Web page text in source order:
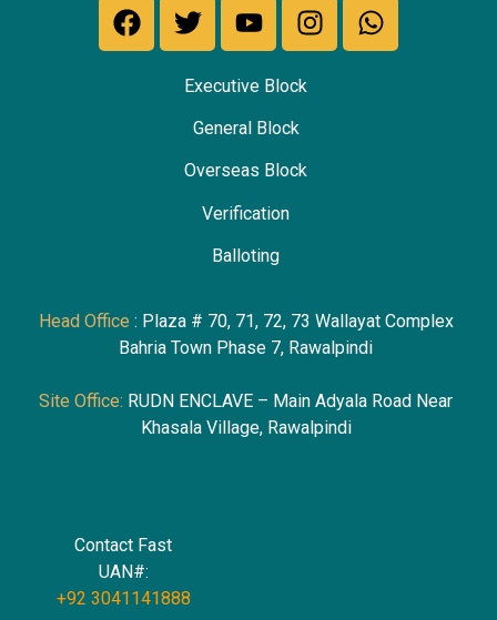
Executive Block
General Block
Overseas Block
Verification
Balloting
Head Office : Plaza # 70, 71, 72, 73 Wallayat Complex
Bahria Town Phase 7, Rawalpindi
Site Office: RUDN ENCLAVE – Main Adyala Road Near
Khasala Village, Rawalpindi
Contact Fast
UAN#:
+92 3041141888